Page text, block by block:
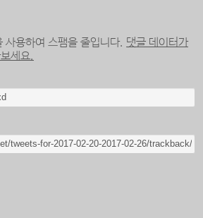
용하여 스팸을 줄입니다. 댓글 데이터가
세요.